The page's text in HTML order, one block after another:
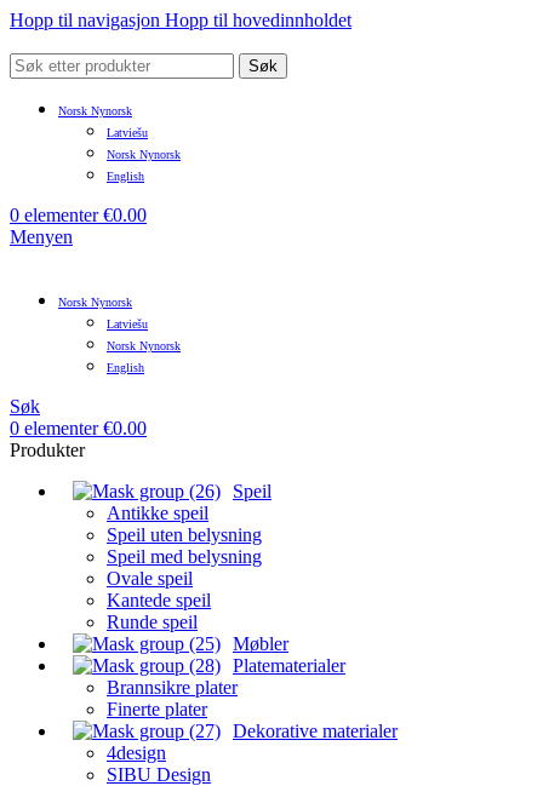
Hopp til navigasjon Hopp til hovedinnholdet
Søk
Norsk Nynorsk
Latviešu
Norsk Nynorsk
English
0 elementer €0.00
Menyen
Norsk Nynorsk
Latviešu
Norsk Nynorsk
English
Søk
0 elementer €0.00
Produkter
Speil
Antikke speil
Speil uten belysning
Speil med belysning
Ovale speil
Kantede speil
Runde speil
Møbler
Platematerialer
Brannsikre plater
Finerte plater
Dekorative materialer
4design
SIBU Design